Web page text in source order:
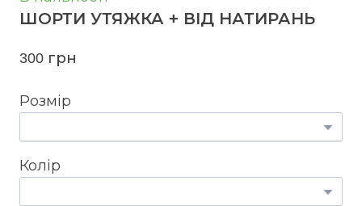
ШОРТИ УТЯЖКА + ВІД НАТИРАНЬ
300 грн
Розмір
Колір